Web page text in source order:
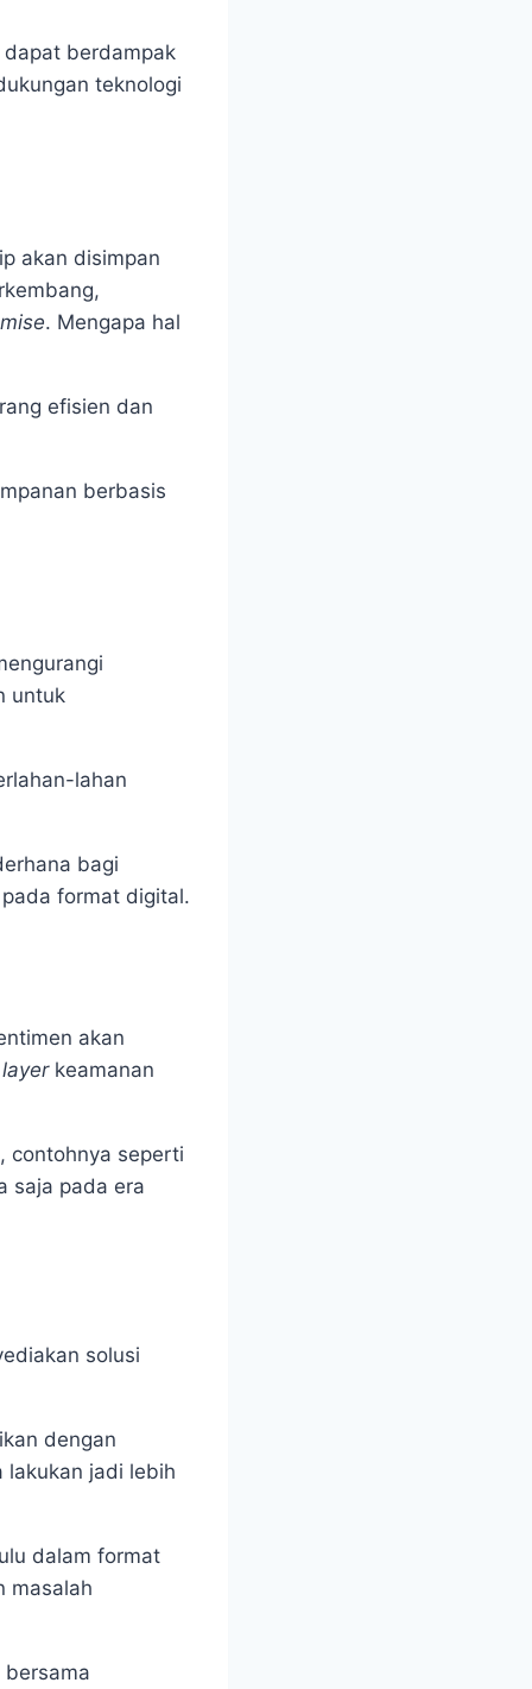
berdampak
teknologi
akan disimpan
. Mengapa hal
efisien dan
berbasis
untuk
lahan
bagi
format digital.
akan
layer keamanan
contohnya seperti
saja pada era
solusi
dengan
lakukan jadi lebih
dalam format
masalah